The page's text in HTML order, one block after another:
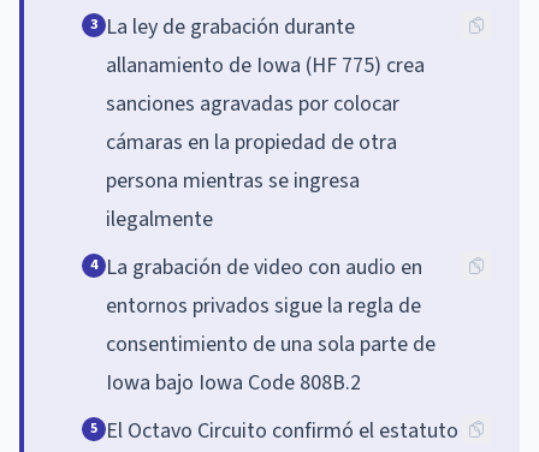
3 La ley de grabación durante
allanamiento de Iowa (HF 775) crea
sanciones agravadas por colocar
cámaras en la propiedad de otra
persona mientras se ingresa
ilegalmente
4 La grabación de video con audio en
entornos privados sigue la regla de
consentimiento de una sola parte de
Iowa bajo Iowa Code 808B.2
5 El Octavo Circuito confirmó el estatuto